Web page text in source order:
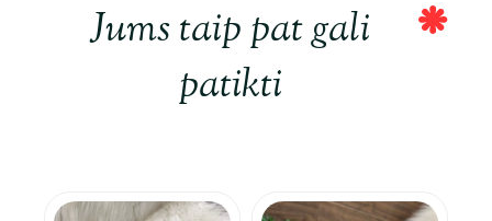
Jums taip pat gali
patikti